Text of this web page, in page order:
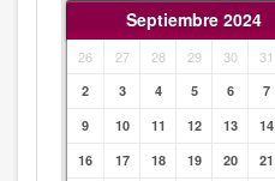
Septiembre 2024
26 27 28 29 30 31
2 3 4 5 6 7
9
10 11 12 13 14
16
17 18 19 20 21